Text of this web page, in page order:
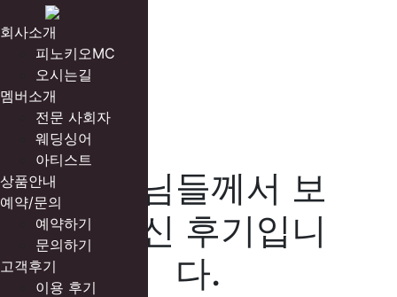
회사소개
피노키오MC
오시는길
멤버소개
전문 사회자
웨딩싱어
아티스트
상품안내
예약/문의
예약하기
문의하기
고객후기
이용 후기
고객님들께서 보
내주신 후기입니
다.